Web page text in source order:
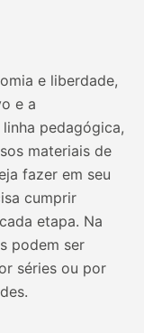
e liberdade,
e a
pedagógica,
materiais de
fazer em seu
cumprir
etapa. Na
podem ser
séries ou por